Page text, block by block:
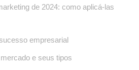
de 2024: como aplicá-las
empresarial
e seus tipos